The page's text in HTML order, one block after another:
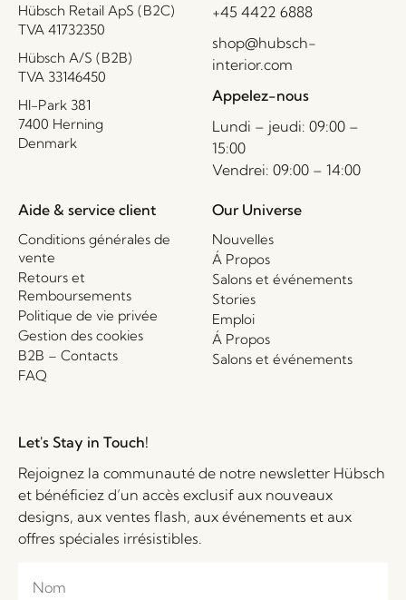
Hübsch Retail ApS (B2C)
TVA 41732350
Hübsch A/S (B2B)
TVA 33146450
HI-Park 381
7400 Herning
Denmark
+45 4422 6888
shop@hubsch-
interior.com
Appelez-nous
Lundi – jeudi: 09:00 –
15:00
Vendrei: 09:00 – 14:00
Aide & service client
Conditions générales de
vente
Retours et
Remboursements
Politique de vie privée
Gestion des cookies
B2B – Contacts
FAQ
Our Universe
Nouvelles
Á Propos
Salons et événements
Stories
Emploi
Á Propos
Salons et événements
Let's Stay in Touch!
Rejoignez la communauté de notre newsletter Hübsch
et bénéficiez d’un accès exclusif aux nouveaux
designs, aux ventes flash, aux événements et aux
offres spéciales irrésistibles.